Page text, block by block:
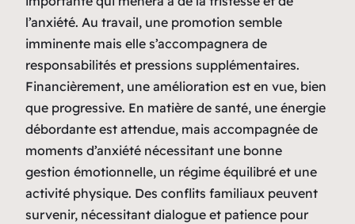
l’anxiété. Au travail, une promotion semble
imminente mais elle s’accompagnera de
responsabilités et pressions supplémentaires.
Financièrement, une amélioration est en vue, bien
que progressive. En matière de santé, une énergie
débordante est attendue, mais accompagnée de
moments d’anxiété nécessitant une bonne
gestion émotionnelle, un régime équilibré et une
activité physique. Des conflits familiaux peuvent
survenir, nécessitant dialogue et patience pour